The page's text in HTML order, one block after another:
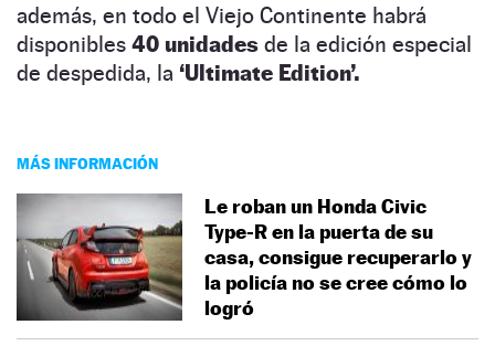
además, en todo el Viejo Continente habrá
disponibles 40 unidades de la edición especial
de despedida, la ‘Ultimate Edition’.
MÁS INFORMACIÓN
Le roban un Honda Civic
Type-R en la puerta de su
casa, consigue recuperarlo y
la policía no se cree cómo lo
logró